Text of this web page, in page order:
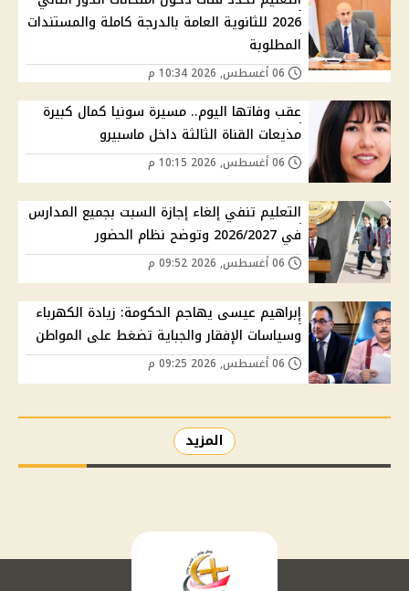
2026 للثانوية العامة بالدرجة كاملة والمستندات
المطلوبة
عقب وفاتها اليوم.. مسيرة سونيا كمال كبيرة
مذيعات القناة الثالثة داخل ماسبيرو
التعليم تنفي إلغاء إجازة السبت بجميع المدارس
في 2026/2027 وتوضح نظام الحضور
إبراهيم عيسى يهاجم الحكومة: زيادة الكهرباء
وسياسات الإفقار والجباية تضغط على المواطن
المزيد